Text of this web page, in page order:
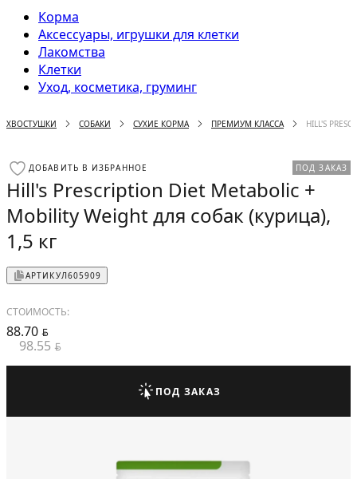
Корма
Аксессуары, игрушки для клетки
Лакомства
Клетки
Уход, косметика, груминг
ХВОСТУШКИ СОБАКИ СУХИЕ КОРМА ПРЕМИУМ КЛАССА HILL'S
ДОБАВИТЬ В ИЗБРАННОЕ ПОД ЗАКАЗ
Hill's Prescription Diet Metabolic +
Mobility Weight для собак (курица),
1,5 кг
АРТИКУЛ605909
СТОИМОСТЬ:
88.70 BYN
98.55 BYN
ПОД ЗАКАЗ